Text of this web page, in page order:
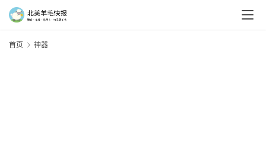
首页 神器